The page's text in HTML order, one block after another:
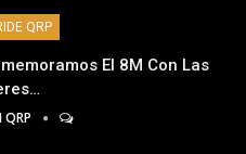
QRP
El 8M Con Las
QRP